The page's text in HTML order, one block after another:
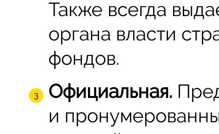
Также всегда
органа власти
фондов.
Официальная.
и